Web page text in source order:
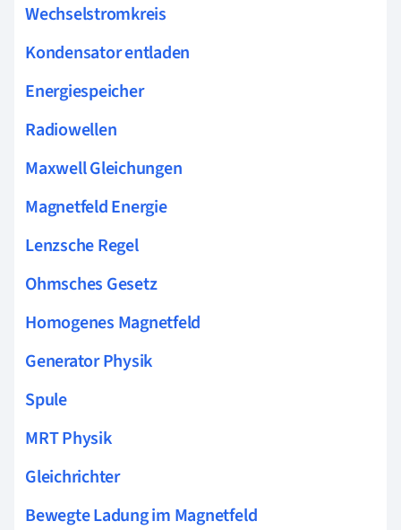
Wechselstromkreis
Kondensator entladen
Energiespeicher
Radiowellen
Maxwell Gleichungen
Magnetfeld Energie
Lenzsche Regel
Ohmsches Gesetz
Homogenes Magnetfeld
Generator Physik
Spule
MRT Physik
Gleichrichter
Bewegte Ladung im Magnetfeld